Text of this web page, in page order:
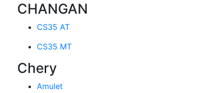
CHANGAN
CS35 AT
CS35 MT
Chery
Amulet